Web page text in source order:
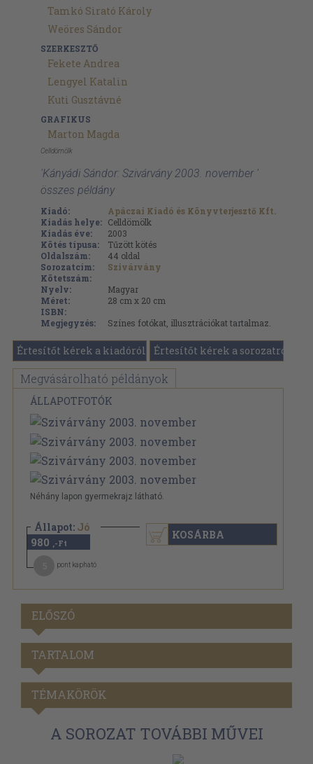
Tamkó Sirató Károly
Weöres Sándor
SZERKESZTŐ
Fekete Andrea
Lengyel Katalin
Kuti Gusztávné
GRAFIKUS
Marton Magda
Celldömölk
'Kányádi Sándor: Szivárvány 2003. november '
összes példány
Kiadó:
Apáczai Kiadó és Könyvterjesztő Kft.
Kiadás helye: Celldömölk
Kiadás éve:
2003
Kötés típusa:
Tűzött kötés
Oldalszám:
44 oldal
Sorozatcím:
Szivárvány
Kötetszám:
Nyelv:
Magyar
Méret:
28 cm x 20 cm
ISBN:
Megjegyzés:
Színes fotókat, illusztrációkat tartalmaz.
Értesítőt kérek a kiadóról Értesítőt kérek a sorozatról
Megvásárolható példányok
ÁLLAPOTFOTÓK
Néhány lapon gyermekrajz látható.
Állapot: Jó
980 ,-Ft
pont kapható
KOSÁRBA
ELŐSZÓ
TARTALOM
TÉMAKÖRÖK
A SOROZAT TOVÁBBI MŰVEI